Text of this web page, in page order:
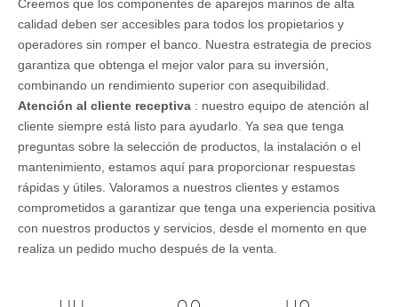
Creemos que los componentes de aparejos marinos de alta
calidad deben ser accesibles para todos los propietarios y
operadores sin romper el banco. Nuestra estrategia de precios
garantiza que obtenga el mejor valor para su inversión,
combinando un rendimiento superior con asequibilidad.
Atención al cliente receptiva : nuestro equipo de atención al
cliente siempre está listo para ayudarlo. Ya sea que tenga
preguntas sobre la selección de productos, la instalación o el
mantenimiento, estamos aquí para proporcionar respuestas
rápidas y útiles. Valoramos a nuestros clientes y estamos
comprometidos a garantizar que tenga una experiencia positiva
con nuestros productos y servicios, desde el momento en que
realiza un pedido mucho después de la venta.